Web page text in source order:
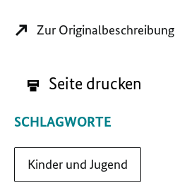
Zur Originalbeschreibung
Seite drucken
SCHLAGWORTE
Kinder und Jugend